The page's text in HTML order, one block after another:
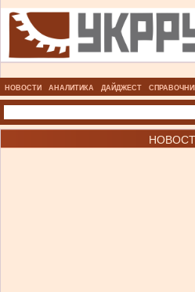
НОВОСТИ АНАЛИТИКА ДАЙДЖЕСТ